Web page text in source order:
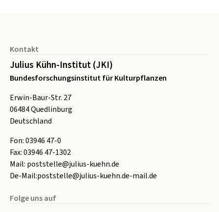
Kontakt
Julius Kühn-Institut (JKI)
Bundesforschungsinstitut für Kulturpflanzen
Erwin-Baur-Str. 27
06484Quedlinburg
Deutschland
Fon:03946 47-0
Fax:03946 47-1302
Mail: poststelle@julius-kuehn.de
De-Mail:poststelle@julius-kuehn.de-mail.de
Folge uns auf